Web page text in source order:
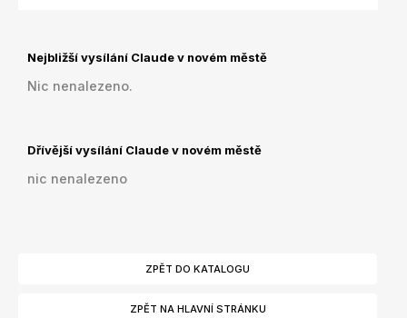
Nejbližší vysílání Claude v novém městě
Nic nenalezeno.
Dřívější vysílání Claude v novém městě
nic nenalezeno
ZPĚT DO KATALOGU
ZPĚT NA HLAVNÍ STRÁNKU